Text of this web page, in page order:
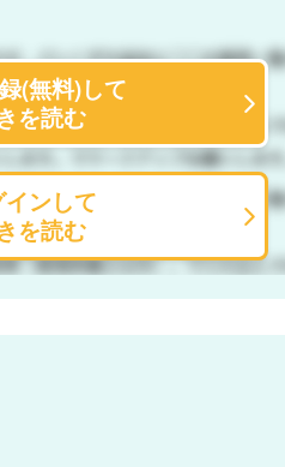
(無料)して
を読む
ンして
を読む